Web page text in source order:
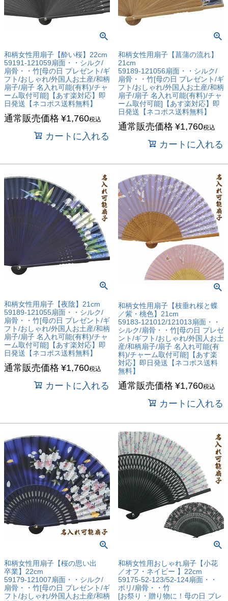
和柄女性用扇子【酔い桜】22cm
59191-121059扇面・・シルク/
扇骨・・竹[母の日 プレゼント/ギ
フト/おしゃれ/外国人お土産/和柄
扇子/扇子 名入れ可能(有料)/チャ
ーム取付可能]【あす楽対応】即
日発送【ネコポス送料無料】
通常販売価格 ¥1,760税込
カートに入れる
和柄女性用扇子【菖蒲の流れ】
21cm
59189-121056扇面・・シルク/
扇骨・・竹[母の日 プレゼント/ギ
フト/おしゃれ/外国人お土産/和柄
扇子/扇子 名入れ可能(有料)/チャ
ーム取付可能]【あす楽対応】即
日発送【ネコポス送料無料】
通常販売価格 ¥1,760税込
カートに入れる
和柄女性用扇子【夜陰】21cm
59189-121055扇面・・シルク/
扇骨・・竹[母の日 プレゼント/ギ
フト/おしゃれ/外国人お土産/和柄
扇子/扇子 名入れ可能(有料)/チャ
ーム取付可能]【あす楽対応】即
日発送【ネコポス送料無料】
通常販売価格 ¥1,760税込
カートに入れる
和柄女性用扇子【枝垂れ桜と蝶
／紫・桃色】21cm
59183-121012/121013扇面・・
シルク/扇骨・・竹[母の日 プレゼ
ント/ギフト/おしゃれ/外国人お土
産/和柄扇子/扇子 名入れ可能(有
料)/チャーム取付可能]【あす楽
対応】即日発送【ネコポス送料
無料】
通常販売価格 ¥1,760税込
カートに入れる
和柄女性用扇子【桜の思い出
卒業】22cm
59179-121007扇面・・シルク/
扇骨・・竹[母の日 プレゼント/ギ
フト/おしゃれ/外国人お土産/和柄
和柄女性用おしゃれ扇子【小花
／オフ・ネイビー 】22cm
59175-52-123/52-124扇面・・
ポリ/扇骨・・竹
[お祭り・贈り物に！母の日 プレ